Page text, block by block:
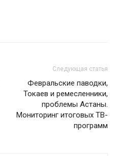
Следующая статья
Февральские паводки,
Токаев и ремесленники,
проблемы Астаны.
Мониторинг итоговых ТВ-
программ